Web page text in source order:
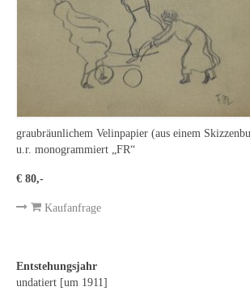
Johann Georg Strobel
Ludwig Martin Wilberg
Weitere Künstler nach 1945
Kunst 1900-1945
Walter Becker
Erich Hartmann
Karl Otto Hy
graubräunlichem Velinpapier (aus einem
u.r. monogrammiert „FR“
€ 80,-
Kaufanfrage
Entstehungsjahr
undatiert [um 1911]